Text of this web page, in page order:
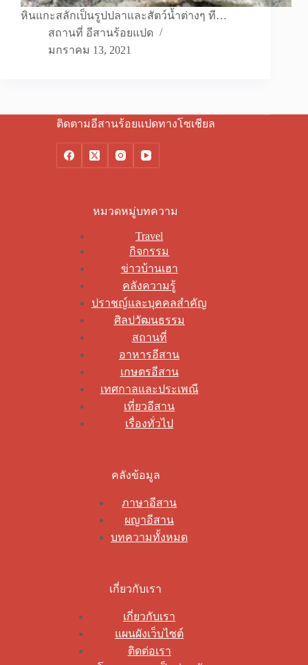
หินแกะสลักเป็นรูปปลาและสัตว์น้ำต่างๆ ที…
สถานที่ อีสานร้อยแปด
มกราคม 13, 2021
ติดตามอีสานร้อยแปดทางโซเชียล
หมวดหมู่บทความ
Travel
กิจกรรม
ข่าวบ้านเฮา
คลังความรู้
ปราชญ์และบุคคลสำคัญ
ศิลปวัฒนธรรม
สถานที่
อาหารอีสาน
เกษตรอีสาน
เทศกาลและประเพณี
เที่ยวอีสาน
เรื่องทั่วไป
คลังข้อมูล
ภาษาอีสาน
ผญาอีสาน
บทความทั้งหมด
เกี่ยวกับเรา
เกี่ยวกับเรา
แผนผังเว็บไซต์
ติดต่อเรา